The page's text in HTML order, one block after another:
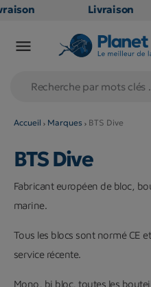
Livraison
en point
79€
(hors
long et
: non

Accueil Marques BTS Dive
BTS Dive
Fabricant européen de bloc,
marine.
Tous les blocs sont normé CE
service récente.
Mono, bi bloc, toutes les